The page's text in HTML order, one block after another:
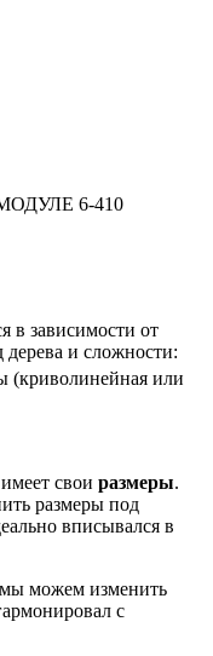
6-410
в зависимости от
и сложности:
(криволинейная или
свои размеры.
размеры под
вписывался в
можем изменить
с